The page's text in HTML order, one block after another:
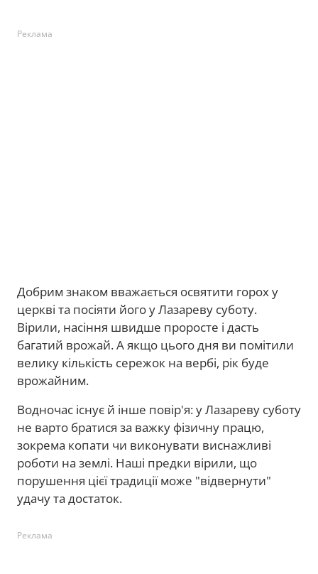
Реклама
Добрим знаком вважається освятити горох у
церкві та посіяти його у Лазареву суботу.
Вірили, насіння швидше проросте і дасть
багатий врожай. А якщо цього дня ви помітили
велику кількість сережок на вербі, рік буде
врожайним.
Водночас існує й інше повір'я: у Лазареву суботу
не варто братися за важку фізичну працю,
зокрема копати чи виконувати виснажливі
роботи на землі. Наші предки вірили, що
порушення цієї традиції може "відвернути"
удачу та достаток.
Реклама